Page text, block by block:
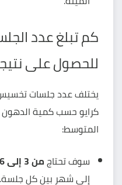
كم تبلغ عدد
للحصول على
يختلف عدد جلسات
كرايوحسب كمية الدهون
المتوسط:
سوف تحتاجمن 3 إلى 6 جلسات
إلى شهر بين كل جلسة.